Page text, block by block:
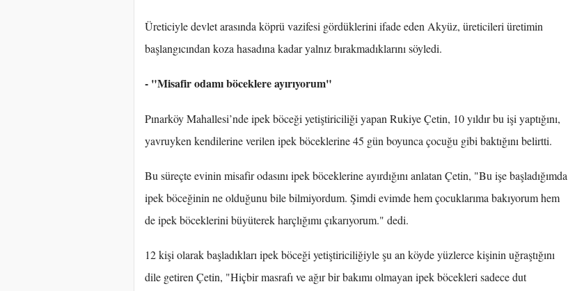
Üreticiyle devlet arasında köprü vazifesi gördüklerini ifade eden Akyüz, üreticileri üretimin
başlangıcından koza hasadına kadar yalnız bırakmadıklarını söyledi.
- "Misafir odamı böceklere ayırıyorum"
Pınarköy Mahallesi’nde ipek böceği yetiştiriciliği yapan Rukiye Çetin, 10 yıldır bu işi yaptığını,
yavruyken kendilerine verilen ipek böceklerine 45 gün boyunca çocuğu gibi baktığını belirtti.
Bu süreçte evinin misafir odasını ipek böceklerine ayırdığını anlatan Çetin, "Bu işe başladığımda
ipek böceğinin ne olduğunu bile bilmiyordum. Şimdi evimde hem çocuklarıma bakıyorum hem
de ipek böceklerini büyüterek harçlığımı çıkarıyorum." dedi.
12 kişi olarak başladıkları ipek böceği yetiştiriciliğiyle şu an köyde yüzlerce kişinin uğraştığını
dile getiren Çetin, "Hiçbir masrafı ve ağır bir bakımı olmayan ipek böcekleri sadece dut